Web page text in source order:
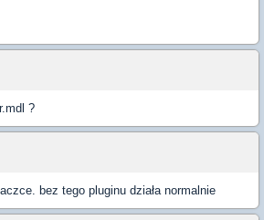
?
bez tego pluginu działa normalnie